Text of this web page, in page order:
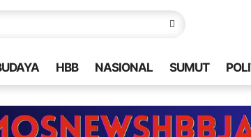
HBB NASIONAL SUMUT